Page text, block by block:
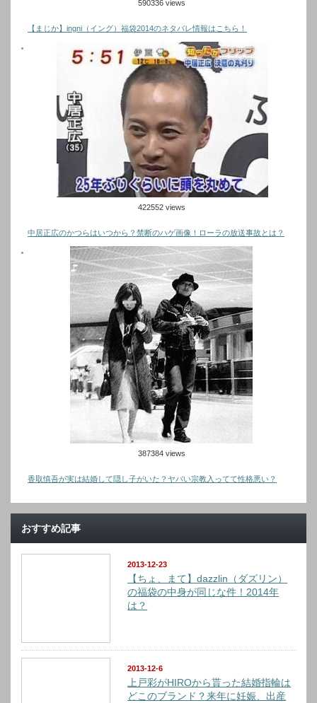
590336 views
【まじか】ingni（イング）福袋2014のネタバレ情報はこちら！
422552 views
中居正広のかつらはいつから？禁断のハゲ画像！ローラの放送事故とは？
387384 views
香取慎吾が実は結婚して隠し子がいた？ヤバい宗教入ってて性格悪い？
おすすめ記事
2013-12-23
【ちょ、まて】dazzlin（ダズリン）
の福袋の中身が同じな件！2014年
は？
2013-12-6
上戸彩がHIROから貰った結婚指輪は
どこのブランド？来年に妊娠、出産